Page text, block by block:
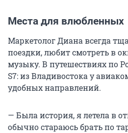
Места для влюбленных
Маркетолог Диана всегда
поездки, любит смотреть в
музыку. В путешествиях по
S7: из Владивостока у
удобных направлений.
— Была история, я летела в
обычно стараюсь брать по